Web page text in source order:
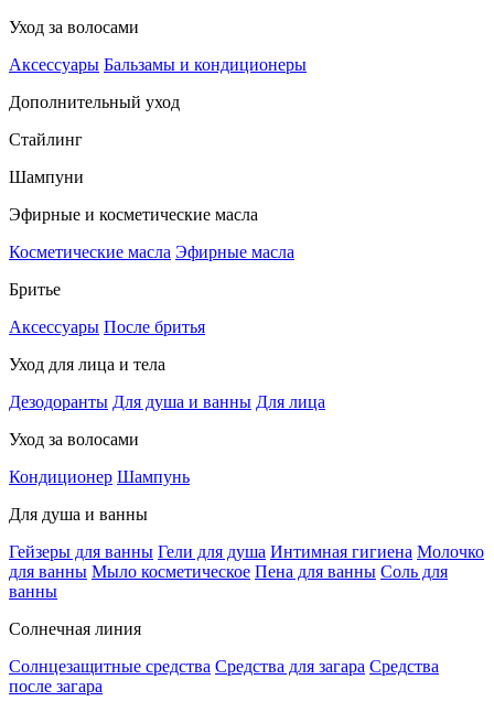
Уход за волосами
Аксессуары Бальзамы и кондиционеры
Дополнительный уход
Стайлинг
Шампуни
Эфирные и косметические масла
Косметические масла Эфирные масла
Бритье
Аксессуары После бритья
Уход для лица и тела
Дезодоранты Для душа и ванны Для лица
Уход за волосами
Кондиционер Шампунь
Для душа и ванны
Гейзеры для ванны Гели для душа Интимная гигиена Молочко
для ванны Мыло косметическое Пена для ванны Соль для
ванны
Солнечная линия
Солнцезащитные средства Средства для загара Средства
после загара